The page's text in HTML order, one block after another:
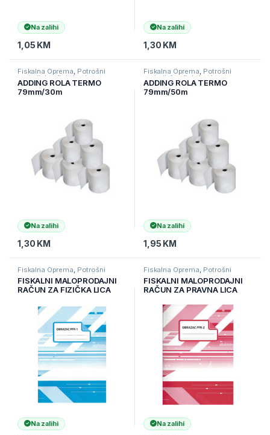
Na zalihi
1,05 KM
Na zalihi
1,30 KM
Fiskalna Oprema, Potrošni
materijal za fiskalne kase
ADDING ROLA TERMO
79mm/30m
Na zalihi
1,30 KM
Fiskalna Oprema, Potrošni
materijal za fiskalne kase
ADDING ROLA TERMO
79mm/50m
Na zalihi
1,95 KM
Fiskalna Oprema Potrošni
materijal za fiskalne kase
FISKALNI MALOPRODAJNI
RAČUN ZA FIZIČKA LICA
Na zalihi
Fiskalna Oprema Potrošni
materijal za fiskalne kase
FISKALNI MALOPRODAJNI
RAČUN ZA PRAVNA LICA
Na zalihi